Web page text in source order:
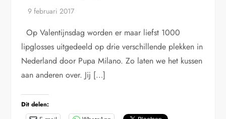
Op Valentijnsdag worden er maar liefst 1000
lipglosses uitgedeeld op drie verschillende plekken in
Nederland door Pupa Milano. Zo laten we het kussen
aan anderen over. Jij […]
Dit delen: